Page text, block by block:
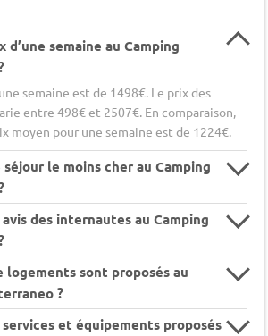
semaine au Camping
semaine est de 1498€. Le prix des
entre 498€ et 2507€. En comparaison,
moyen pour une semaine est de 1224€.
le moins cher au Camping
des internautes au Camping
logements sont proposés au
?
et équipements proposés